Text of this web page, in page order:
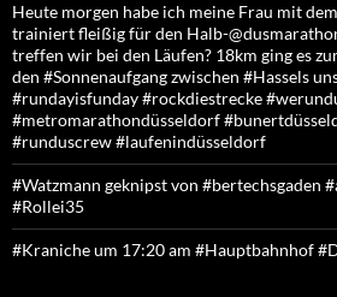
Heute morgen habe ich meine Frau mit
trainiert fleißig für den Halb-
treffen wir bei den Läufen? 18km ging es
den #Sonnenaufgang zwischen #Hassels
#rundayisfunday #rockdiestrecke
#metromarathondüsseldorf
#runduscrew #laufenindüsseldorf
#Watzmann geknipst von #bertechsgaden
#Rollei35
#Kraniche um 17:20 am #Hauptbahnhof